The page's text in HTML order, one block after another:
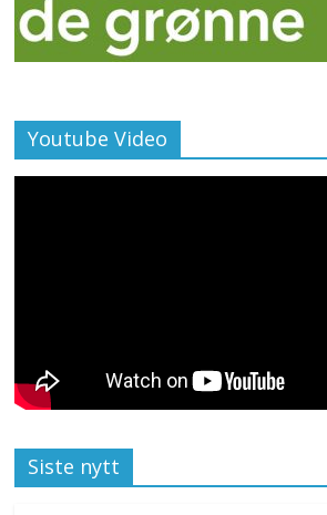
Youtube Video
Siste nytt